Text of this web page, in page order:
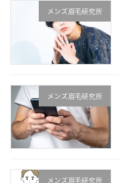
メンズ眉毛研究所
メンズ眉毛研究所
メンズ眉毛研究所